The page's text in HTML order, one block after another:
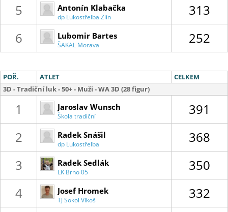
5
Antonín Klabačka
dp Lukostřelba Zlín
313
6
Lubomir Bartes
ŠAKAL Morava 252
POŘ. ATLET
CELKEM
3D - Tradiční luk - 50+ - Muži - WA 3D (28 figur)
1 Jaroslav Wunsch
Škola tradiční
lukostřelby
391
2
Radek Snášil
dp Lukostřelba
Zlín
368
3
Radek Sedlák
LK Brno 05
350
4
Josef Hromek
TJ Sokol Vlkoš
332